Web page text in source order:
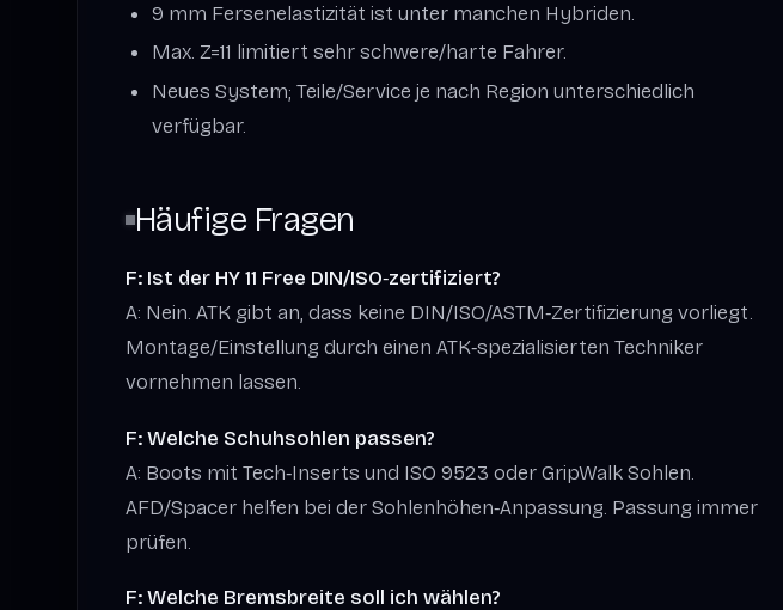
9 mm Fersenelastizität ist unter manchen Hybriden.
Max. Z=11 limitiert sehr schwere/harte Fahrer.
Neues System; Teile/Service je nach Region unterschiedlich
verfügbar.
Häufige Fragen
F: Ist der HY 11 Free DIN/ISO‑zertifiziert?
A: Nein. ATK gibt an, dass keine DIN/ISO/ASTM‑Zertifizierung vorliegt.
Montage/Einstellung durch einen ATK‑spezialisierten Techniker
vornehmen lassen.
F: Welche Schuhsohlen passen?
A: Boots mit Tech‑Inserts und ISO 9523 oder GripWalk Sohlen.
AFD/Spacer helfen bei der Sohlenhöhen‑Anpassung. Passung immer
prüfen.
F: Welche Bremsbreite soll ich wählen?